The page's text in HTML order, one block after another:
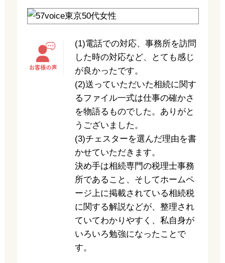
(1)電話での対応、事務所を訪問
した時の対応など、とても感じ
が良かったです。
(2)送っていただいた相続に関す
るファイル一式は仕事の確かさ
を物語るものでした。ありがと
うございました。
(3)チェスターを選んだ理由を書
かせていただきます。
決め手は相続専門の税理士事務
所であること、そしてホームペ
ージ上に掲載されている相続税
に関する解説などが、整理され
ていてわかりやすく、私自身が
いろいろ勉強になったことで
す。